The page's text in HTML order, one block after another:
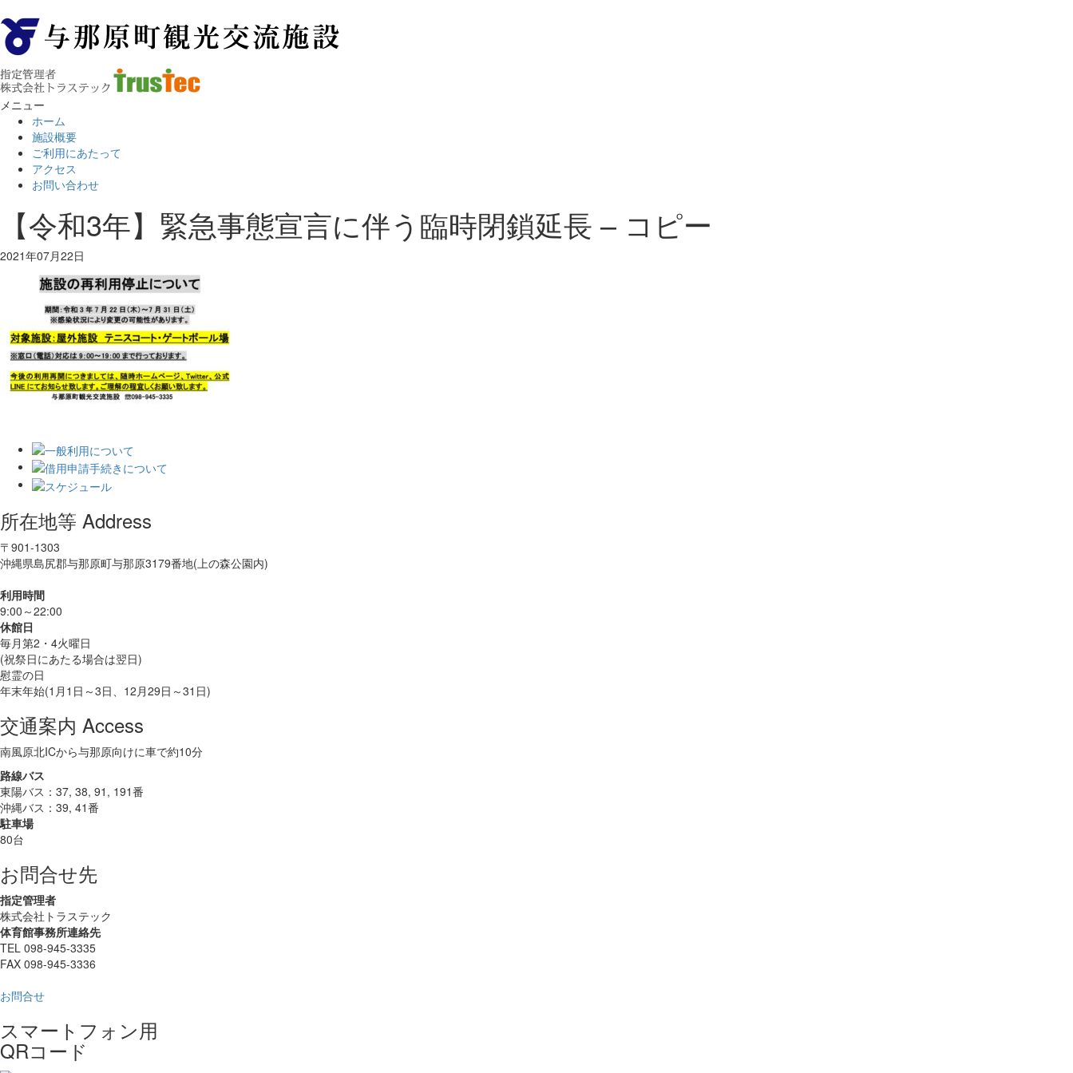
メニュー
ホーム
施設概要
ご利用にあたって
アクセス
お問い合わせ
【令和3年】緊急事態宣言に伴う臨時閉鎖延長 – コピー
2021年07月22日
所在地等 Address
〒901-1303
沖縄県島尻郡与那原町与那原3179番地(上の森公園内)
利用時間
9:00～22:00
休館日
毎月第2・4火曜日
(祝祭日にあたる場合は翌日)
慰霊の日
年末年始(1月1日～3日、12月29日～31日)
交通案内 Access
南風原北ICから与那原向けに車で約10分
路線バス
東陽バス：37, 38, 91, 191番
沖縄バス：39, 41番
駐車場
80台
お問合せ先
指定管理者
株式会社トラステック
体育館事務所連絡先
TEL 098-945-3335
FAX 098-945-3336
お問合せ
スマートフォン用
QRコード